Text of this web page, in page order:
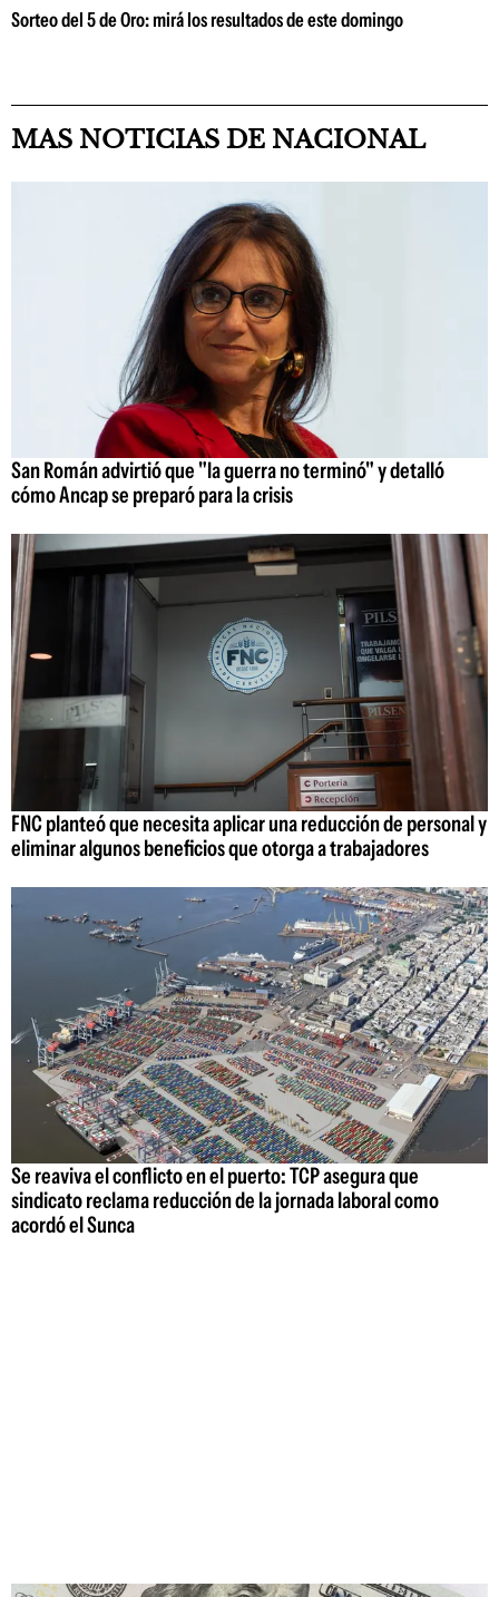
Sorteo del 5 de Oro: mirá los resultados de este domingo
MAS NOTICIAS DE NACIONAL
San Román advirtió que "la guerra no terminó" y detalló
cómo Ancap se preparó para la crisis
FNC planteó que necesita aplicar una reducción de personal y
eliminar algunos beneficios que otorga a trabajadores
Se reaviva el conflicto en el puerto: TCP asegura que
sindicato reclama reducción de la jornada laboral como
acordó el Sunca